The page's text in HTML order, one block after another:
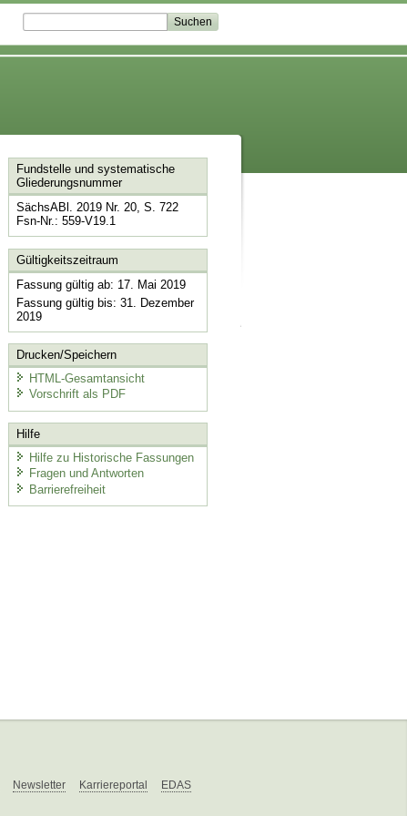
Fundstelle und systematische
Gliederungsnummer
SächsABl. 2019 Nr. 20, S. 722
Fsn-Nr.: 559-V19.1
Gültigkeitszeitraum
Fassung gültig ab: 17. Mai 2019
Fassung gültig bis: 31. Dezember
2019
Drucken/Speichern
HTML-Gesamtansicht
Vorschrift als PDF
Hilfe
Hilfe zu Historische Fassungen
Fragen und Antworten
Barrierefreiheit
Newsletter Karriereportal EDAS